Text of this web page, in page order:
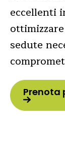
eccellenti
sedute
Prenota